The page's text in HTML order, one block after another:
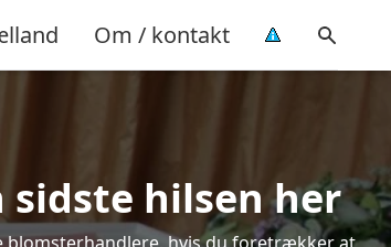
Om / kontakt
hilsen her